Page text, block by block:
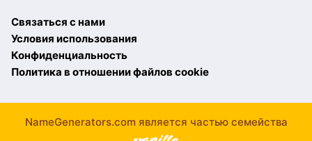
Связаться с нами
Условия использования
Конфиденциальность
Политика в отношении файлов cookie
NameGenerators.com является частью семейства